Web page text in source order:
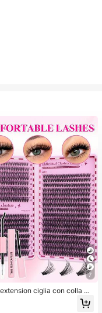
7
ciglia con colla a
estremità/640 ciuffi di ciglia
sintetico fai-da-te, ri